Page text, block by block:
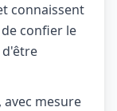
connaissent
confier le
mesure